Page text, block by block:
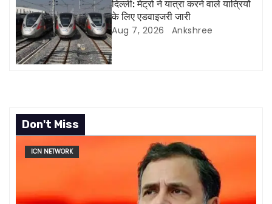
o
n
दिल्ली: मेट्रो ने यात्रा करने वाले यात्रियों
के लिए एडवाइजरी जारी
Aug 7, 2026 Ankshree
Don't Miss
ICN NETWORK